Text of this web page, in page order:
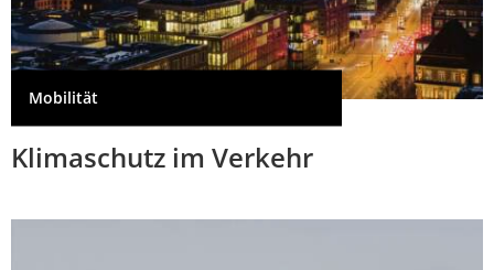
Mobilität
Klimaschutz im Verkehr